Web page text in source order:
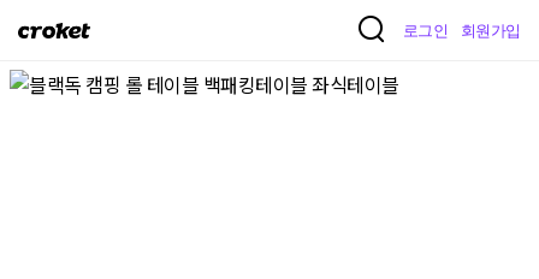
크
켓
로그인 회원가입